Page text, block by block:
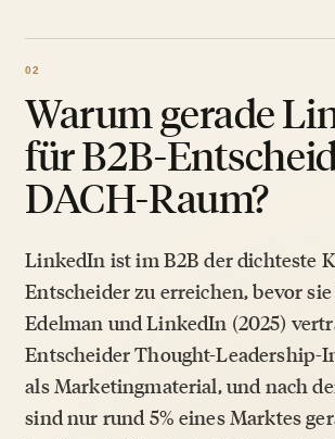
Warum gerade
für B2B-
DACH-Raum?
LinkedIn ist im B2B der dichteste
Entscheider zu erreichen, bevor
Edelman und LinkedIn (2025)
Entscheider Thought-Leadership-
als Marketingmaterial, und nach
sind nur rund 5% eines Marktes